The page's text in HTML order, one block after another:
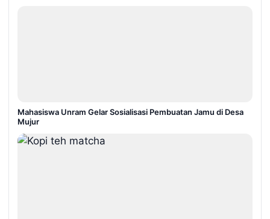
Mahasiswa Unram Gelar Sosialisasi Pembuatan Jamu di Desa
Mujur